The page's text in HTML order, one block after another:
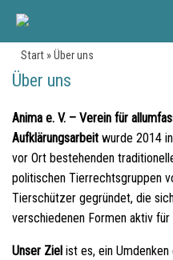
Start»Über uns
Über uns
Anima e. V. – Verein für
Aufklärungsarbeit wurde 2014
vor Ort bestehenden
politischen Tierrechtsgruppen
Tierschützer gegründet, die
verschiedenen Formen aktiv
Unser Ziel ist es, ein